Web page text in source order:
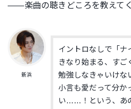
――楽曲の聴きどころを教えてく
新浜
イントロなしで「
きなり始まる、すご
勉強しなきゃいけな
小言も愛だって分か
い……！という、あ